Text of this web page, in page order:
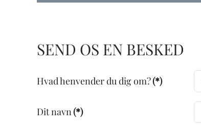
SEND OS EN BESKED
Hvad henvender du dig om?(*)
Dit navn(*)